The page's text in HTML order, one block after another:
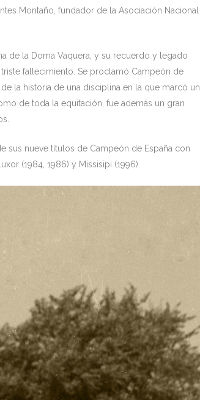
Montaño, fundador de la Asociación Nacional
de la Doma Vaquera, y su recuerdo y legado
fallecimiento. Se proclamó Campeón de
la historia de una disciplina en la que marcó un
de toda la equitación, fue además un gran
sus nueve títulos de Campeón de España con
(1984, 1986) y Missisipi (1996).